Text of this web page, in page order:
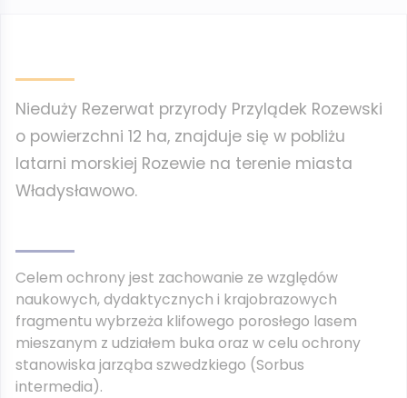
Nieduży Rezerwat przyrody Przylądek Rozewski
o powierzchni 12 ha, znajduje się w pobliżu
latarni morskiej Rozewie na terenie miasta
Władysławowo.
Celem ochrony jest zachowanie ze względów
naukowych, dydaktycznych i krajobrazowych
fragmentu wybrzeża klifowego porosłego lasem
mieszanym z udziałem buka oraz w celu ochrony
stanowiska jarząba szwedzkiego (Sorbus
intermedia).